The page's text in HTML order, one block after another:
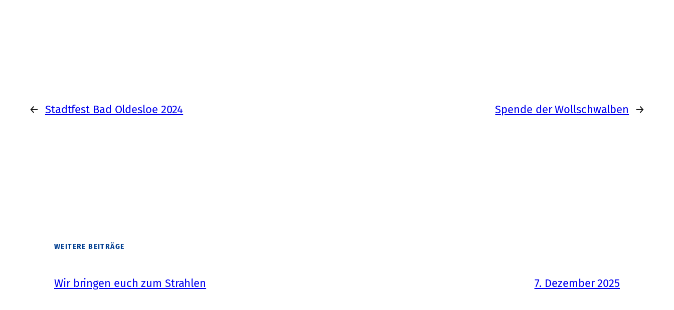
← Stadtfest Bad Oldesloe 2024 Spende der Wollschwalben →
WEITERE BEITRÄGE
Wir bringen euch zum Strahlen 7. Dezember 2025